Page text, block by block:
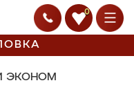
0
ЭКОНОМ